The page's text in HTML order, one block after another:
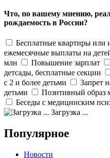
Что, по вашему мнению,
рождаемость в России?
Бесплатные квартиры или
ежемесячные выплаты на
млн
Повышение зарплат
детсады, бесплатные секции
с 2 и более детьми
Запрет
детьми
Позитивный образ
Беседы с медицинским
Загрузка ...
Популярное
Новости